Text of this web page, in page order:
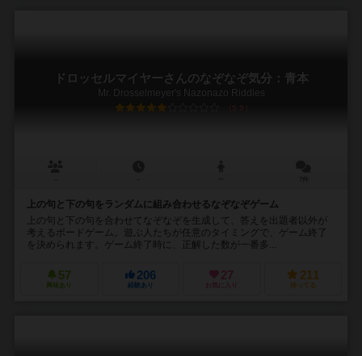
ドロッセルマイヤーさんのなぞなぞ気分：青本
Mr. Drosselmeyer's Nazonazo Riddles
5.9
上の句と下の句をランダムに組み合わせるなぞなぞゲーム
上の句と下の句を合わせてなぞなぞを生成して、答えを出題者以外が
考えるボードゲーム。遊ぶ人たちが任意のタイミングで、ゲーム終了
を決められます。ゲーム終了時に、正解した数が一番多...
57
興味あり
206
経験あり
27
お気に入り
211
持ってる